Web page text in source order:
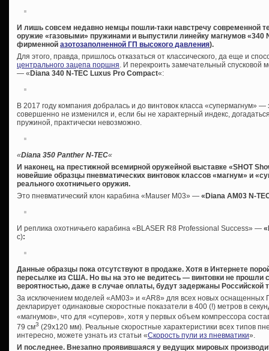
И лишь совсем недавно немцы пошли-таки навстречу современной
оружие «газовыми» пружинами и выпустили линейку магнумов «340
фирменной азотозаполненной ГП высокого давления).
Для этого, правда, пришлось отказаться от классического, да еще и
центрального зацепа поршня . И перекроить замечательный
— «Diana 340 N-TEC Luxus Pro Compact«:
В 2017 году компания добралась и до винтовок класса «супермагнум»
совершенно не изменился и, если бы не характерный индекс,
пружиной, практически невозможно.
«Diana 350 Panther N-TEC«
И наконец, на престижной всемирной оружейной выставке «SHOT
новейшие образцы пневматических винтовок классов «магнум» и
реального охотничьего оружия.
Это пневматический клон карабина «Mauser M03» — «Diana AM03 N-
И реплика охотничьего карабина «BLASER R8 Professional Success» —
с):
Данные образцы пока отсутствуют в продаже. Хотя в Интернете
пересылке из США. Но вы на это не ведитесь — винтовки не прошли
вероятностью, даже в случае оплаты, будут задержаны Российской
За исключением моделей «AM03» и «AR8» для всех новых оснащенных
декларирует одинаковые скоростные показатели в 400 (!) метров в
«магнумов», что для «суперов», хотя у первых объем компрессора
79 см3 (29х120 мм). Реальные скоростные характеристики всех типов
интересно, можете узнать из статьи «Скорость пули из пневматики».
И последнее. Внезапно проявившаяся у ведущих мировых